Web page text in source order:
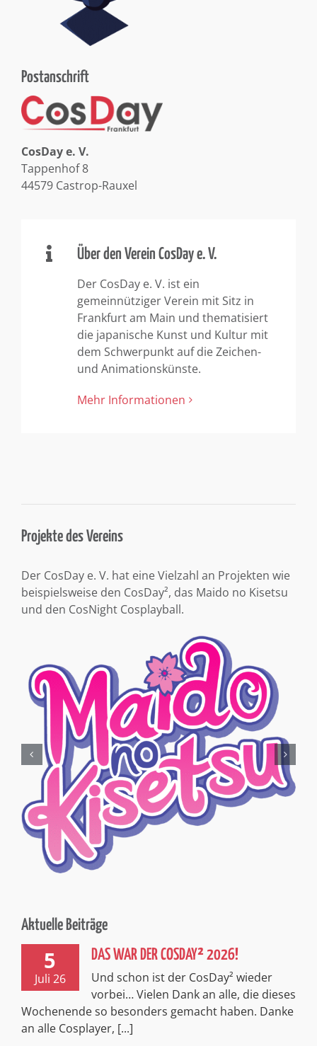
Postanschrift
CosDay e. V.
Tappenhof 8
44579 Castrop-Rauxel
Über den Verein CosDay e. V.
Der CosDay e. V. ist ein
gemeinnütziger Verein mit Sitz in
Frankfurt am Main und thematisiert
die japanische Kunst und Kultur mit
dem Schwerpunkt auf die Zeichen-
und Animationskünste.
Mehr Informationen
Projekte des Vereins
Der CosDay e. V. hat eine Vielzahl an Projekten wie
beispielsweise den CosDay², das Maido no Kisetsu
und den CosNight Cosplayball.
Aktuelle Beiträge
5
Juli 26
DAS WAR DER COSDAY² 2026!
Und schon ist der CosDay² wieder
vorbei… Vielen Dank an alle, die dieses
Wochenende so besonders gemacht haben. Danke
an alle Cosplayer, [...]